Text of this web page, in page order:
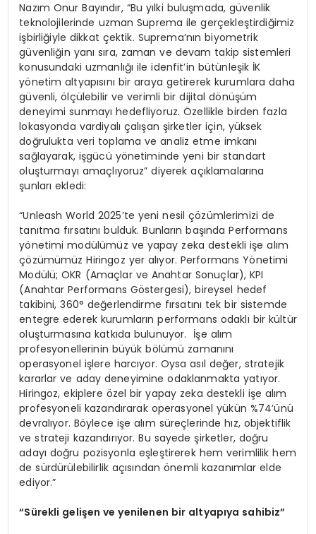
Nazım Onur Bayındır, “Bu yılki buluşmada, güvenlik
teknolojilerinde uzman Suprema ile gerçekleştirdiğimiz
işbirliğiyle dikkat çektik. Suprema’nın biyometrik
güvenliğin yanı sıra, zaman ve devam takip sistemleri
konusundaki uzmanlığı ile idenfit’in bütünleşik İK
yönetim altyapısını bir araya getirerek kurumlara daha
güvenli, ölçülebilir ve verimli bir dijital dönüşüm
deneyimi sunmayı hedefliyoruz. Özellikle birden fazla
lokasyonda vardiyalı çalışan şirketler için, yüksek
doğrulukta veri toplama ve analiz etme imkanı
sağlayarak, işgücü yönetiminde yeni bir standart
oluşturmayı amaçlıyoruz” diyerek açıklamalarına
şunları ekledi:
“Unleash World 2025’te yeni nesil çözümlerimizi de
tanıtma fırsatını bulduk. Bunların başında Performans
yönetimi modülümüz ve yapay zeka destekli işe alım
çözümümüz Hiringoz yer alıyor. Performans Yönetimi
Modülü; OKR (Amaçlar ve Anahtar Sonuçlar), KPI
(Anahtar Performans Göstergesi), bireysel hedef
takibini, 360° değerlendirme fırsatını tek bir sistemde
entegre ederek kurumların performans odaklı bir kültür
oluşturmasına katkıda bulunuyor. İşe alım
profesyonellerinin büyük bölümü zamanını
operasyonel işlere harcıyor. Oysa asıl değer, stratejik
kararlar ve aday deneyimine odaklanmakta yatıyor.
Hiringoz, ekiplere özel bir yapay zeka destekli işe alım
profesyoneli kazandırarak operasyonel yükün %74’ünü
devralıyor. Böylece işe alım süreçlerinde hız, objektiflik
ve strateji kazandırıyor. Bu sayede şirketler, doğru
adayı doğru pozisyonla eşleştirerek hem verimlilik hem
de sürdürülebilirlik açısından önemli kazanımlar elde
ediyor.”
“Sürekli gelişen ve yenilenen bir altyapıya sahibiz”